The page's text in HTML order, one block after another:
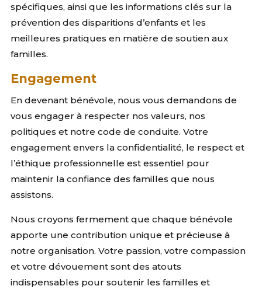
spécifiques, ainsi que les informations clés sur la
prévention des disparitions d’enfants et les
meilleures pratiques en matière de soutien aux
familles.
Engagement
En devenant bénévole, nous vous demandons de
vous engager à respecter nos valeurs, nos
politiques et notre code de conduite. Votre
engagement envers la confidentialité, le respect et
l’éthique professionnelle est essentiel pour
maintenir la confiance des familles que nous
assistons.
Nous croyons fermement que chaque bénévole
apporte une contribution unique et précieuse à
notre organisation. Votre passion, votre compassion
et votre dévouement sont des atouts
indispensables pour soutenir les familles et